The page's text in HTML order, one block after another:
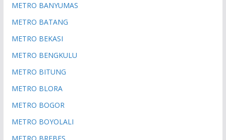
METRO BANYUMAS
METRO BATANG
METRO BEKASI
METRO BENGKULU
METRO BITUNG
METRO BLORA
METRO BOGOR
METRO BOYOLALI